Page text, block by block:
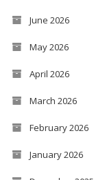
June 2026
May 2026
April 2026
March 2026
February 2026
January 2026